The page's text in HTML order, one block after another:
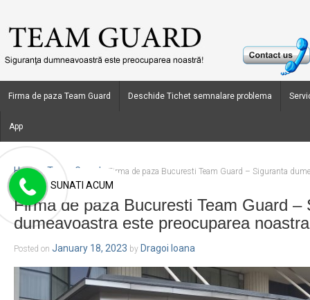
Firma de paza Team Guard Deschide Tichet semnalare problema
App
Home › Team Guard Firma de paza Bucuresti Team Guard – Siguranta
Firma de paza Bucuresti Team Guard –
dumeavoastra este preocuparea noastra
Posted on January 18, 2023 by Dragoi Ioana
SUNATI ACUM